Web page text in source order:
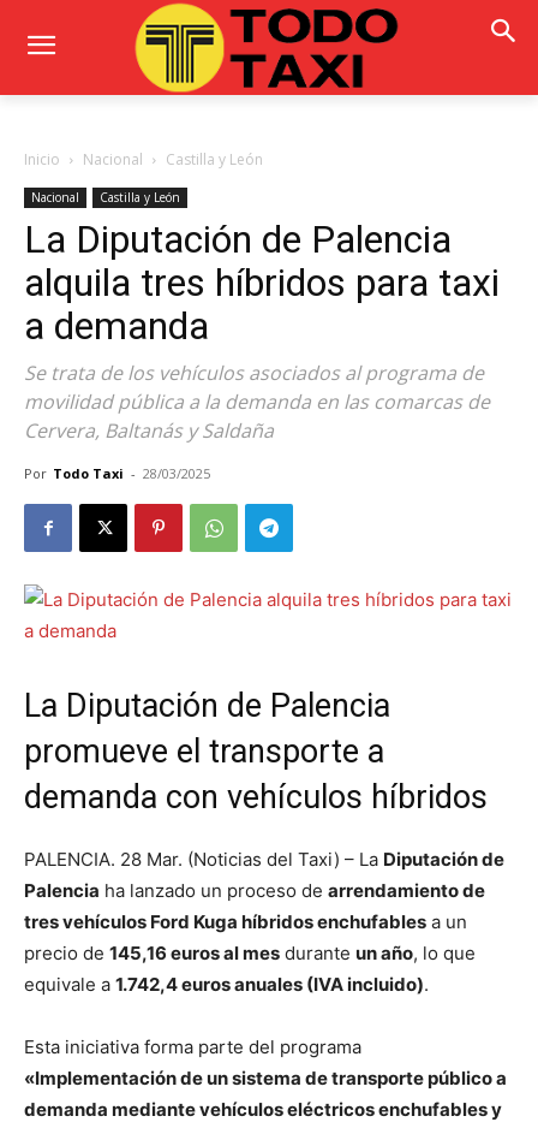
Inicio Nacional Castilla y León
Nacional Castilla y León
La Diputación de Palencia
alquila tres híbridos para taxi
a demanda
Se trata de los vehículos asociados al programa de
movilidad pública a la demanda en las comarcas de
Cervera, Baltanás y Saldaña
Por Todo Taxi - 28/03/2025
La Diputación de Palencia
promueve el transporte a
demanda con vehículos híbridos
PALENCIA. 28 Mar. (Noticias del Taxi) – La Diputación de
Palencia ha lanzado un proceso de arrendamiento de
tres vehículos Ford Kuga híbridos enchufables a un
precio de 145,16 euros al mes durante un año, lo que
equivale a 1.742,4 euros anuales (IVA incluido).
Esta iniciativa forma parte del programa
«Implementación de un sistema de transporte público a
demanda mediante vehículos eléctricos enchufables y